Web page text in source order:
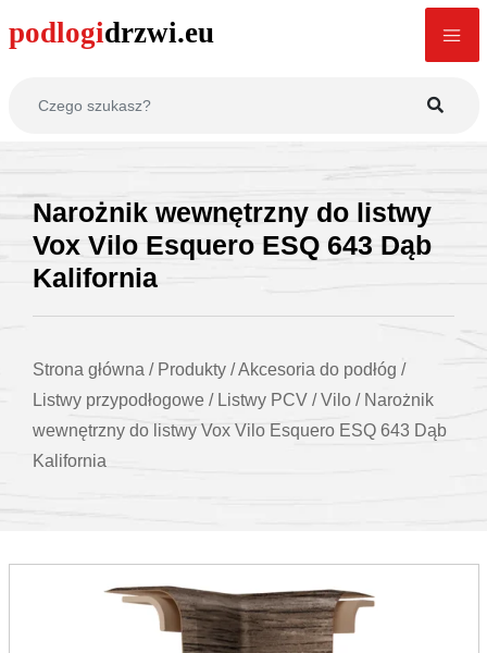
Narożnik wewnętrzny do listwy
Vox Vilo Esquero ESQ 643 Dąb
Kalifornia
Strona główna / Produkty /Akcesoria do podłóg /
Listwy przypodłogowe / Listwy PCV /Vilo / Narożnik
wewnętrzny do listwy Vox Vilo Esquero ESQ 643 Dąb
Kalifornia